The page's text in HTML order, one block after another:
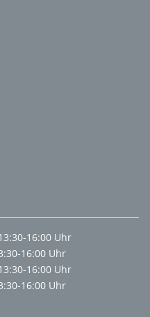
16:00 Uhr
16:00 Uhr
16:00 Uhr
16:00 Uhr